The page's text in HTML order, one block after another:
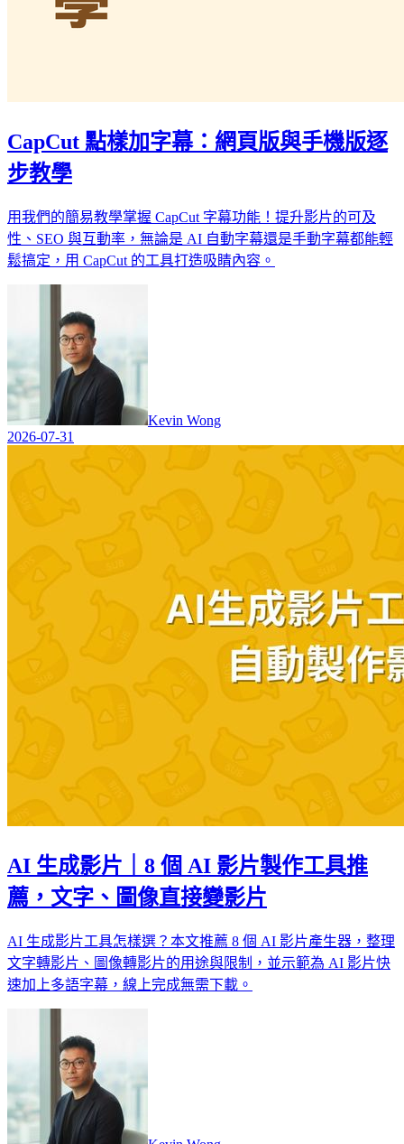
CapCut 點樣加字幕：網頁版與手機版逐
步教學
用我們的簡易教學掌握 CapCut 字幕功能！提升影片的可及
性、SEO 與互動率，無論是 AI 自動字幕還是手動字幕都能輕
鬆搞定，用 CapCut 的工具打造吸睛內容。
Kevin Wong
2026-07-31
AI 生成影片｜8 個 AI 影片製作工具推
薦，文字、圖像直接變影片
AI 生成影片工具怎樣選？本文推薦 8 個 AI 影片產生器，整理
文字轉影片、圖像轉影片的用途與限制，並示範為 AI 影片快
速加上多語字幕，線上完成無需下載。